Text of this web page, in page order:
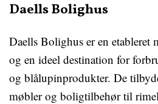
Daells Bolighus
Daells Bolighus er en
og en ideel destination for
og blålupinprodukter. De
møbler og boligtilbehør til